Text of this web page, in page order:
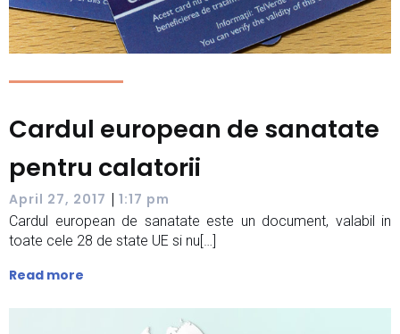
Cardul european de sanatate
pentru calatorii
April 27, 2017 | 1:17 pm
Cardul european de sanatate este un document, valabil in
toate cele 28 de state UE si nu[…]
Read more